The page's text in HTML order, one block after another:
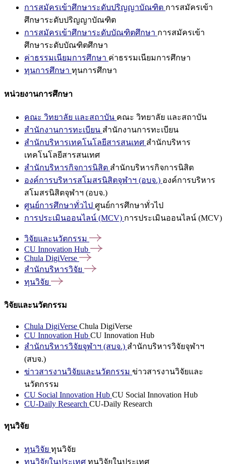
การสมัครเข้าศึกษาระดับปริญญาบัณฑิต การสมัครเข้า
ศึกษาระดับปริญญาบัณฑิต
การสมัครเข้าศึกษาระดับบัณฑิตศึกษา การสมัครเข้า
ศึกษาระดับบัณฑิตศึกษา
ค่าธรรมเนียมการศึกษา ค่าธรรมเนียมการศึกษา
ทุนการศึกษา ทุนการศึกษา
หน่วยงานการศึกษา
คณะ วิทยาลัย และสถาบัน คณะ วิทยาลัย และสถาบัน
สำนักงานการทะเบียน สำนักงานการทะเบียน
สำนักบริหารเทคโนโลยีสารสนเทศ สำนักบริหาร
เทคโนโลยีสารสนเทศ
สำนักบริหารกิจการนิสิต สำนักบริหารกิจการนิสิต
องค์การบริหารสโมสรนิสิตจุฬาฯ (อบจ.) องค์การบริหาร
สโมสรนิสิตจุฬาฯ (อบจ.)
ศูนย์การศึกษาทั่วไป ศูนย์การศึกษาทั่วไป
การประเมินออนไลน์ (MCV) การประเมินออนไลน์ (MCV)
วิจัยและนวัตกรรม
CU Innovation Hub
Chula DigiVerse
สำนักบริหารวิจัย
ทุนวิจัย
วิจัยและนวัตกรรม
Chula DigiVerse Chula DigiVerse
CU Innovation Hub CU Innovation Hub
สำนักบริหารวิจัยจุฬาฯ (สบจ.) สำนักบริหารวิจัยจุฬาฯ
(สบจ.)
ข่าวสารงานวิจัยและนวัตกรรม ข่าวสารงานวิจัยและ
นวัตกรรม
CU Social Innovation Hub CU Social Innovation Hub
CU-Daily Research CU-Daily Research
ทุนวิจัย
ทุนวิจัย ทุนวิจัย
ทุนวิจัยในประเทศ ทุนวิจัยในประเทศ